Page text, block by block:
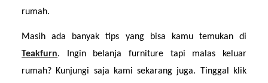
rumah.
Teakfurn. Ingin belanja furniture tapi malas keluar
rumah? Kunjungi saja kami sekarang juga. Tinggal klik